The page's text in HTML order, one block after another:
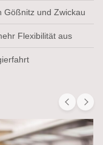
Gößnitz und Zwickau
Flexibilität aus